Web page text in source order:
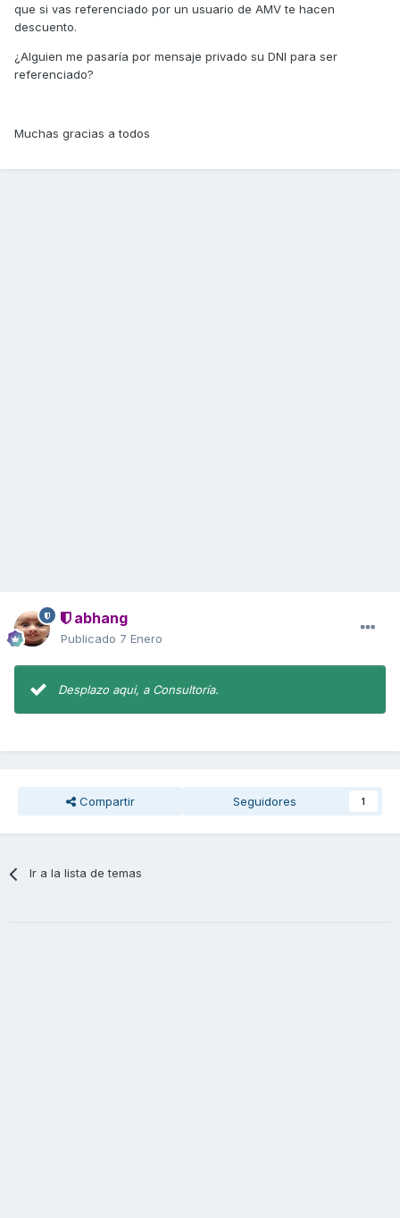
que si vas referenciado por un usuario de AMV te hacen
descuento.
¿Alguien me pasaría por mensaje privado su DNI para ser
referenciado?
Muchas gracias a todos
abhang
Publicado 7 Enero
Desplazo aqui, a Consultoría.
Compartir Seguidores 1
Ir a la lista de temas